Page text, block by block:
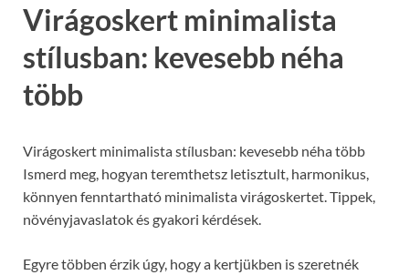
Virágoskert minimalista
stílusban: kevesebb néha
több
Virágoskert minimalista stílusban: kevesebb néha több
Ismerd meg, hogyan teremthetsz letisztult, harmonikus,
könnyen fenntartható minimalista virágoskertet. Tippek,
növényjavaslatok és gyakori kérdések.
Egyre többen érzik úgy, hogy a kertjükben is szeretnék